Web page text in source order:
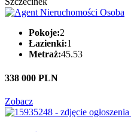
Pokoje:2
Łazienki:1
Metraż:45.53
338 000 PLN
Zobacz